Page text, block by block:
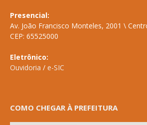
Presencial:
Av. João Francisco Monteles, 2001 \
CEP: 65525000
Eletrônico:
Ouvidoria / e-SIC
COMO CHEGAR À PREFEITURA